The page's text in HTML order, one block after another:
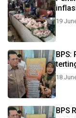
19
BPS:
18
BPS